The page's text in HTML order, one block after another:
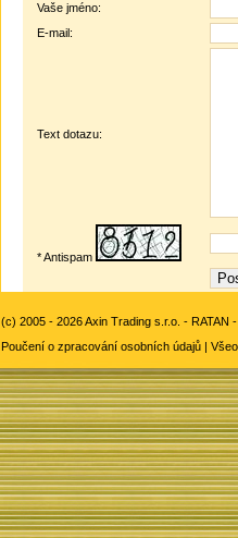
Vaše jméno:
E-mail:
Text dotazu:
* Antispam
(c) 2005 - 2026 Axin Trading s.r.o. - RATAN
Poučení o zpracování osobních údajů |